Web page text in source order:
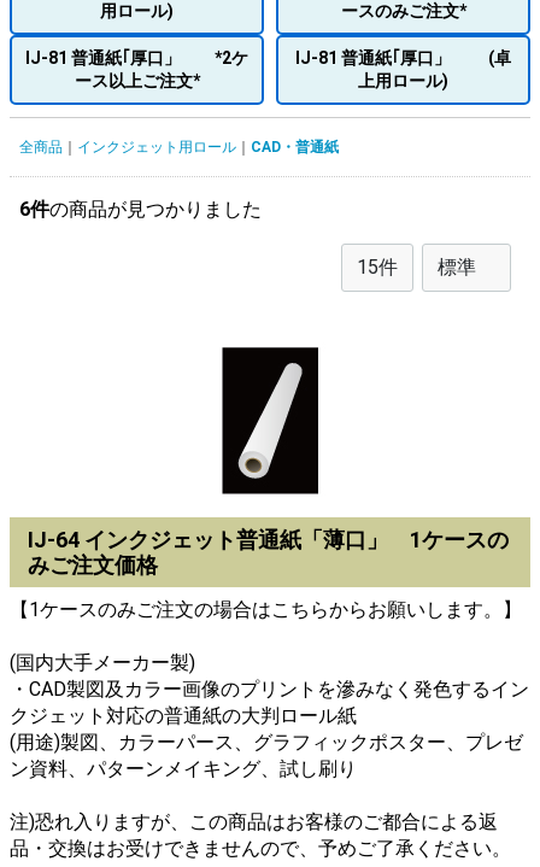
用ロール)
ースのみご注文*
IJ-81 普通紙｢厚口」 *2ケ
ース以上ご注文*
IJ-81 普通紙｢厚口」 (卓
上用ロール)
全商品 インクジェット用ロール CAD・普通紙
6件の商品が見つかりました
IJ-64 インクジェット普通紙「薄口」 1ケースの
みご注文価格
【1ケースのみご注文の場合はこちらからお願いします。】
(国内大手メーカー製)
・CAD製図及カラー画像のプリントを滲みなく発色するイン
クジェット対応の普通紙の大判ロール紙
(用途)製図、カラーパース、グラフィックポスター、プレゼ
ン資料、パターンメイキング、試し刷り
注)恐れ入りますが、この商品はお客様のご都合による返
品・交換はお受けできませんので、予めご了承ください。